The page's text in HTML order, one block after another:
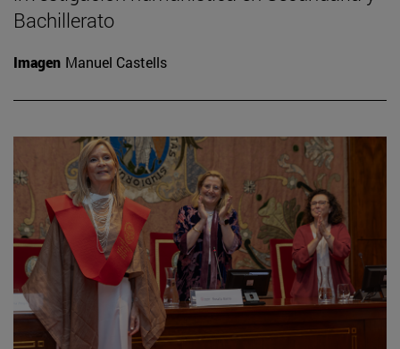
Bachillerato
Imagen Manuel Castells